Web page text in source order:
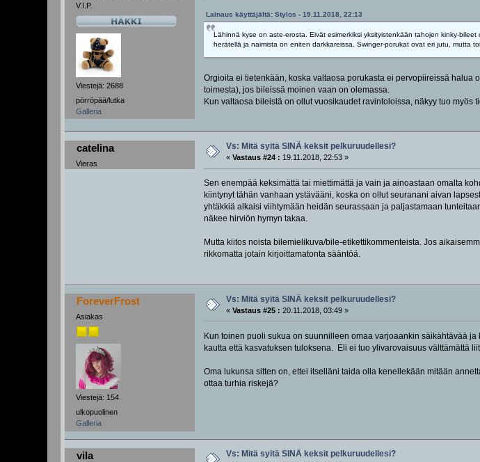
V.I.P.
Viestejä: 2688
pörröpää/lutka
Galleria
Lainaus käyttäjältä: Stylos - 19.11.2018, 22:13
Lähinnä kyse on aste-erosta. Eivät esimerkiksi yksityistenkään tahojen kinky-
herätellä ja naimista on eniten darkkareissa. Swinger-porukat ovat eri jutu, mutta
Orgioita ei tietenkään, koska valtaosa porukasta ei pervopiireissä halua
toimesta), jos bileissä moinen vaan on olemassa.
Kun valtaosa bileistä on ollut vuosikaudet ravintoloissa, näkyy tuo
catelina
Vieras
Vs: Mitä syitä SINÄ keksit pelkuruudellesi?
«Vastaus #24 : 19.11.2018, 22:53 »
Sen enempää keksimättä tai miettimättä ja vain ja ainoastaan omalta
kiintynyt tähän vanhaan ystävääni, koska on ollut seuranani aivan
yhtäkkiä alkaisi viihtymään heidän seurassaan ja paljastamaan
näkee hirviön hymyn takaa.
Mutta kiitos noista bilemielikuva/bile-etikettikommenteista. Jos
rikkomatta jotain kirjoittamatonta sääntöä.
ForeverFrost
Asiakas
Viestejä: 154
ulkopuolinen
Galleria
Vs: Mitä syitä SINÄ keksit pelkuruudellesi?
«Vastaus #25 : 20.11.2018, 03:49 »
Kun toinen puoli sukua on suunnilleen omaa varjoaankin säikähtävää
kautta että kasvatuksen tuloksena. Eli ei tuo ylivarovaisuus välttämättä
Oma lukunsa sitten on, ettei itselläni taida olla kenellekään mitään
ottaa turhia riskejä?
vila Vs: Mitä syitä SINÄ keksit pelkuruudellesi?